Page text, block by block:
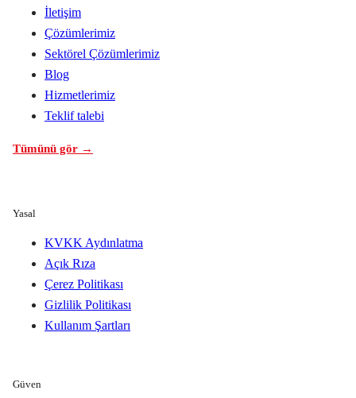
İletişim
Çözümlerimiz
Sektörel Çözümlerimiz
Blog
Hizmetlerimiz
Teklif talebi
Tümünü gör →
Yasal
KVKK Aydınlatma
Açık Rıza
Çerez Politikası
Gizlilik Politikası
Kullanım Şartları
Güven